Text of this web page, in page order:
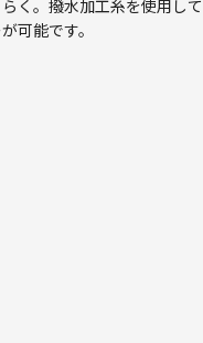
く。撥水加工糸を使用して
可能です。